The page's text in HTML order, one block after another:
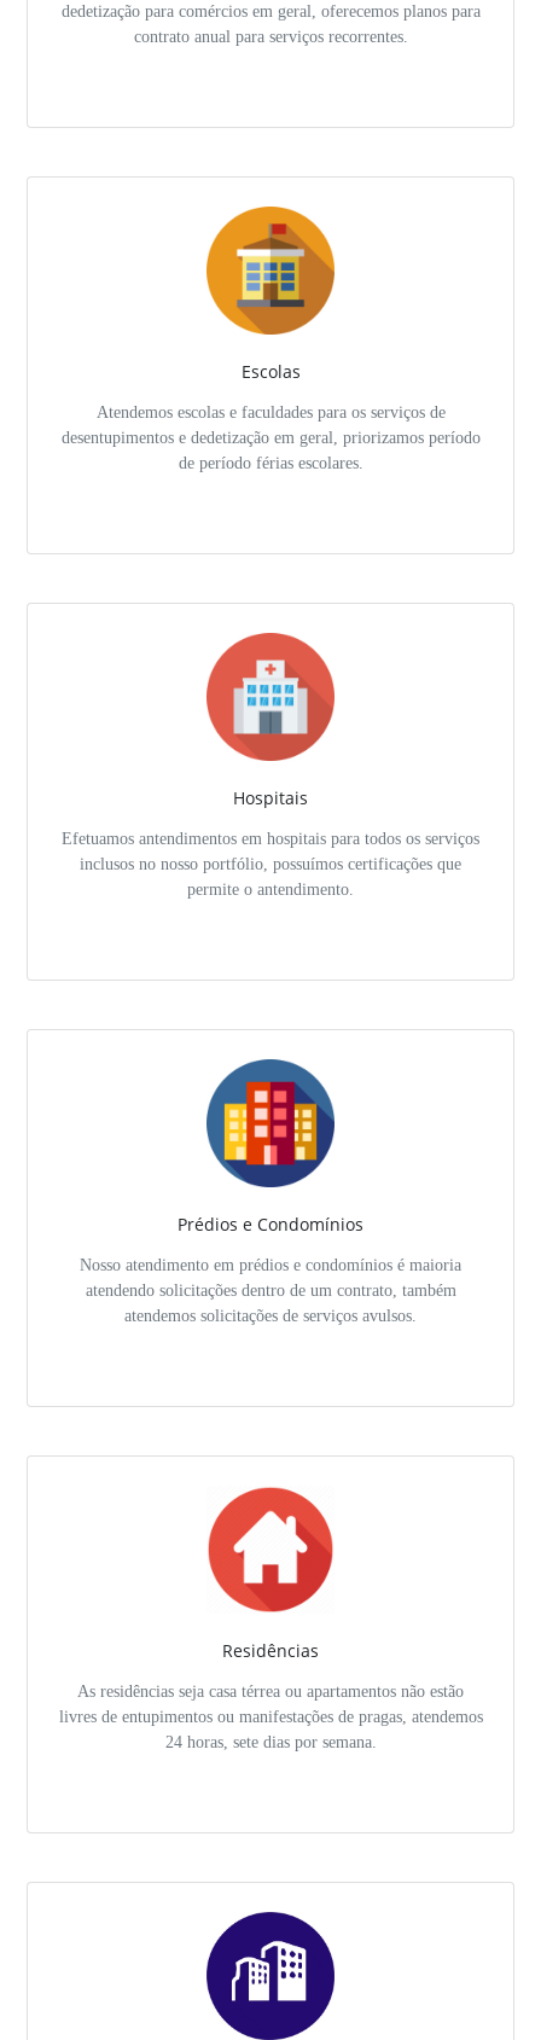
dedetização para comércios em geral, oferecemos planos para
contrato anual para serviços recorrentes.
Escolas
Atendemos escolas e faculdades para os serviços de
desentupimentos e dedetização em geral, priorizamos período
de período férias escolares.
Hospitais
Efetuamos antendimentos em hospitais para todos os serviços
inclusos no nosso portfólio, possuímos certificações que
permite o antendimento.
Prédios e Condomínios
Nosso atendimento em prédios e condomínios é maioria
atendendo solicitações dentro de um contrato, também
atendemos solicitações de serviços avulsos.
Residências
As residências seja casa térrea ou apartamentos não estão
livres de entupimentos ou manifestações de pragas, atendemos
24 horas, sete dias por semana.